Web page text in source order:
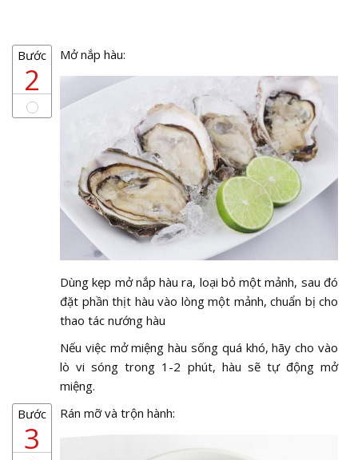
Bước
2
Mở nắp hàu:
Dùng kẹp mở nắp hàu ra, loại bỏ một mảnh, sau đó
đặt phần thịt hàu vào lòng một mảnh, chuẩn bị cho
thao tác nướng hàu
Nếu việc mở miệng hàu sống quá khó, hãy cho vào
lò vi sóng trong 1-2 phút, hàu sẽ tự động mở
miệng.
Bước
3
Rán mỡ và trộn hành: